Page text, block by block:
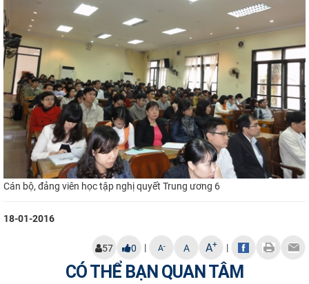
Cán bộ, đảng viên học tập nghị quyết Trung ương 6
18-01-2016
57 0 | A- A A+ |
CÓ THỂ BẠN QUAN TÂM